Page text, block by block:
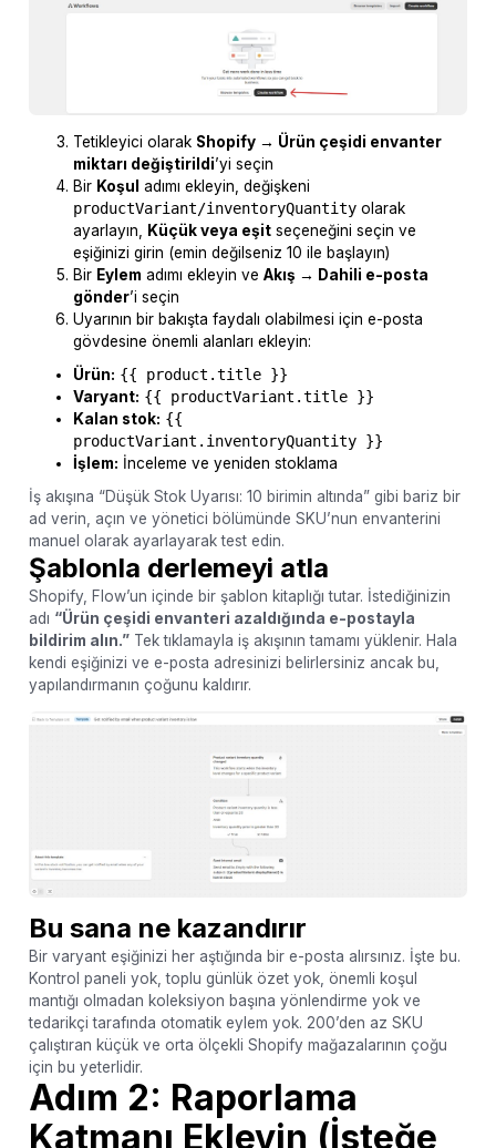
Tetikleyici olarak Shopify → Ürün çeşidi envanter
miktarı değiştirildi’yi seçin
Bir Koşul adımı ekleyin, değişkeni
productVariant/inventoryQuantityolarak
ayarlayın,
Küçük veya eşitseçeneğini seçin ve
eşiğinizi girin (emin değilseniz 10 ile başlayın)
Bir Eylem adımı ekleyin ve Akış → Dahili e-posta
gönder’i seçin
Uyarının bir bakışta faydalı olabilmesi için e-posta
gövdesine önemli alanları ekleyin:
Ürün: {{ product.title }}
Varyant: {{ productVariant.title }}
Kalan stok: {{
productVariant.inventoryQuantity }}
İşlem: İnceleme ve yeniden stoklama
İş akışına “Düşük Stok Uyarısı: 10 birimin altında” gibi bariz bir
ad verin, açın ve yönetici bölümünde SKU’nun envanterini
manuel olarak ayarlayarak test edin.
Şablonla derlemeyi atla
Shopify, Flow’un içinde bir şablon kitaplığı tutar. İstediğinizin
adı “Ürün çeşidi envanteri azaldığında e-postayla
bildirim alın.”Tek tıklamayla iş akışının tamamı yüklenir. Hala
kendi eşiğinizi ve e-posta adresinizi belirlersiniz ancak bu,
yapılandırmanın çoğunu kaldırır.
Bu sana ne kazandırır
Bir varyant eşiğinizi her aştığında bir e-posta alırsınız. İşte bu.
Kontrol paneli yok, toplu günlük özet yok, önemli koşul
mantığı olmadan koleksiyon başına yönlendirme yok ve
tedarikçi tarafında otomatik eylem yok. 200’den az SKU
çalıştıran küçük ve orta ölçekli Shopify mağazalarının çoğu
için bu yeterlidir.
Adım 2: Raporlama
Katmanı Ekleyin (İsteğe